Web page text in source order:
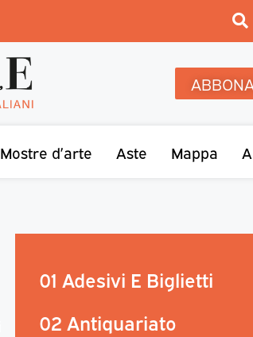
Mostre d’arte Aste Mappa
01 Adesivi E Biglietti
02 Antiquariato